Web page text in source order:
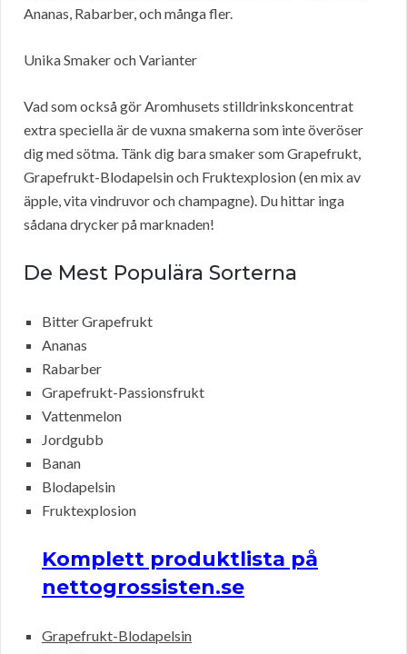
Ananas, Rabarber, och många fler.
Unika Smaker och Varianter
Vad som också gör Aromhusets stilldrinkskoncentrat
extra speciella är de vuxna smakerna som inte överöser
dig med sötma. Tänk dig bara smaker som Grapefrukt,
Grapefrukt-Blodapelsin och Fruktexplosion (en mix av
äpple, vita vindruvor och champagne). Du hittar inga
sådana drycker på marknaden!
De Mest Populära Sorterna
Bitter Grapefrukt
Ananas
Rabarber
Grapefrukt-Passionsfrukt
Vattenmelon
Jordgubb
Banan
Blodapelsin
Fruktexplosion
Komplett produktlista på
nettogrossisten.se
Grapefrukt-Blodapelsin